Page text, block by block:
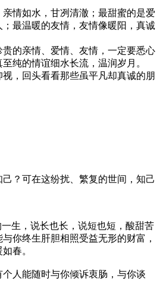
情如水，甘冽清澈；最甜蜜的是爱
最温暖的友情，友情像暖阳，真诚
的亲情、爱情、友情，一定要悉心
纯的情谊细水长流，温润岁月。
，回头看看那些虽平凡却真诚的朋
？可在这纷扰、繁复的世间，知己
生，说长也长，说短也短，酸甜苦
你终生肝胆相照受益无形的财富，
春。
人能随时与你倾诉衷肠，与你谈